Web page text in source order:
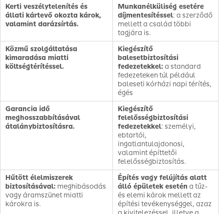
Kerti veszélytelenítés és
állati kártevő okozta károk,
valamint darázsírtás.
Munkanélküliség esetére
díjmentesítéssel: a szerződő
mellett a család többi
tagjára is.
Közmű szolgáltatása
kimaradása miatti
költségtérítéssel.
Kiegészítő
balesetbiztosítási
fedezetekkel: a standard
fedezeteken túl például
baleseti kórházi napi térítés,
égés
Garancia idő
meghosszabbításával
átalánybiztosításra.
Kiegészítő
felelősségbiztosítási
fedezetekkel: személyi,
ebtartói,
ingatlantulajdonosi,
valamint építtetői
felelősségbiztosítás.
Hűtött élelmiszerek
biztosításával: meghibásodás
vagy áramszünet miatti
károkra is.
Építés vagy felújítás alatt
álló épületek esetén a tűz-
és elemi károk mellett az
építési tevékenységgel, azaz